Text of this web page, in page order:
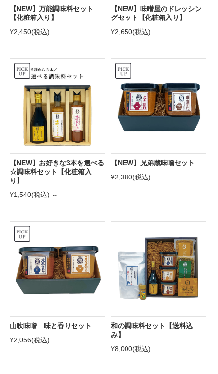
【NEW】万能調味料セット
【化粧箱入り】
¥2,450(税込)
【NEW】味噌屋のドレッシン
グセット【化粧箱入り】
¥2,650(税込)
【NEW】お好きな3本を選べる
☆調味料セット【化粧箱入
り】
¥1,540(税込) ～
【NEW】兄弟蔵味噌セット
¥2,380(税込)
山吹味噌 味と香りセット
¥2,056(税込)
和の調味料セット【送料込
み】
¥8,000(税込)